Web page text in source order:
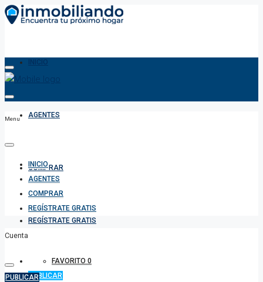
INICIO
AGENTES
COMPRAR
REGÍSTRATE GRATIS
FAVORITO 0
PUBLICAR
Menu
INICIO
AGENTES
COMPRAR
REGÍSTRATE GRATIS
Cuenta
PUBLICAR